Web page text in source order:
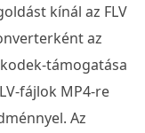
kínál az FLV
az
támogatása
fájlok MP4-re
Az